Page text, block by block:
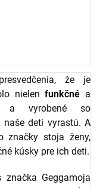
že je
nielenfunkčné a
vyrobené so
naše deti vyrastú. A
značky stoja ženy,
kúsky pre ich deti.
Geggamoja